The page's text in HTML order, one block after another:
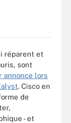
réparent et
sont
annonce lors
. Cisco en
de
- et